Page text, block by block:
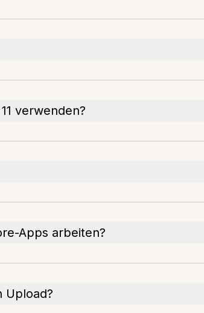
verwenden?
Apps arbeiten?
Upload?